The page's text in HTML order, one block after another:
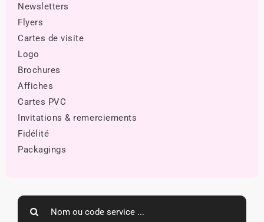
Newsletters
Flyers
Cartes de visite
Logo
Brochures
Affiches
Cartes PVC
Invitations & remerciements
Fidélité
Packagings
Search
for: